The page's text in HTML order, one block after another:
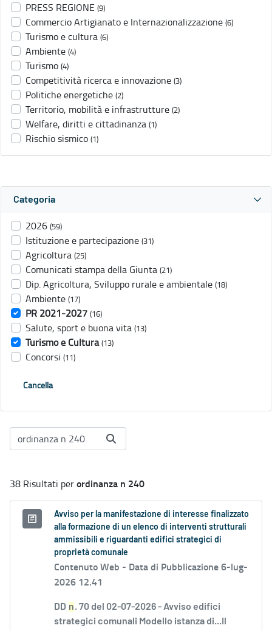
PRESS REGIONE (9)
Commercio Artigianato e Internazionalizzazione (6)
Turismo e cultura (6)
Ambiente (4)
Turismo (4)
Competitività ricerca e innovazione (3)
Politiche energetiche (2)
Territorio, mobilità e infrastrutture (2)
Welfare, diritti e cittadinanza (1)
Rischio sismico (1)
Categoria
2026 (59)
Istituzione e partecipazione (31)
Agricoltura (25)
Comunicati stampa della Giunta (21)
Dip. Agricoltura, Sviluppo rurale e ambientale (18)
Ambiente (17)
PR 2021-2027 (16)
Salute, sport e buona vita (13)
Turismo e Cultura (13)
Concorsi (11)
Cancella
38 Risultati perordinanza n 240
Avviso per la manifestazione di interesse finalizzato
alla formazione di un elenco di interventi strutturali
ammissibili e riguardanti edifici strategici di
proprietà comunale
Contenuto Web - Data di Pubblicazione 6-lug-
2026 12.41
DD n. 70 del 02-07-2026 - Avviso edifici
strategici comunali Modello istanza di...Il